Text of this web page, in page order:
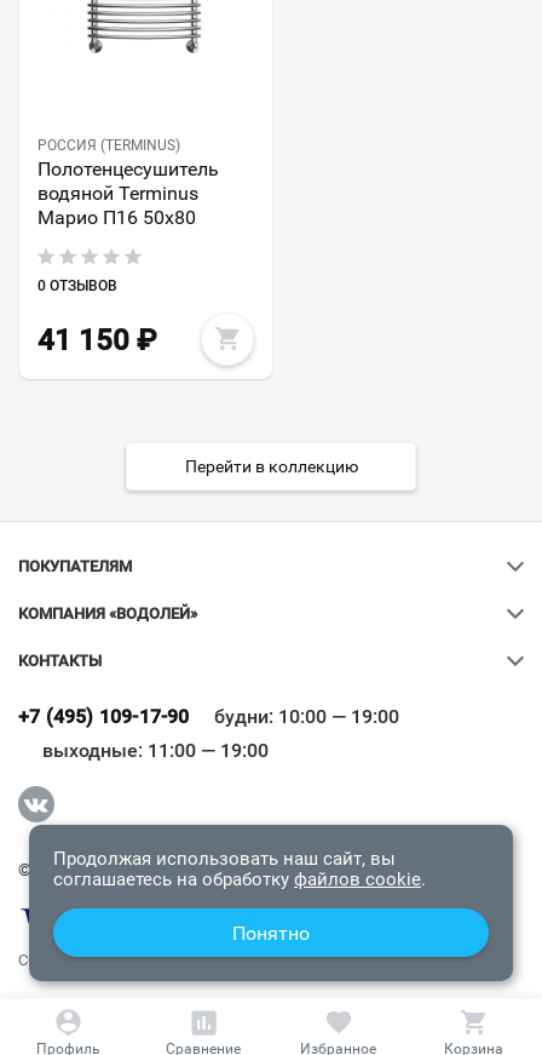
РОССИЯ (TERMINUS)
Полотенцесушитель
водяной Terminus
Марио П16 50х80
0 ОТЗЫВОВ
41 150 ₽
Перейти в коллекцию
ПОКУПАТЕЛЯМ
КОМПАНИЯ «ВОДОЛЕЙ»
КОНТАКТЫ
+7 (495) 109-17-90
будни: 10:00 — 19:00
выходные: 11:00 — 19:00
© 2009-2026 «Водолей Онлайн». Все права защищены.
СОГЛАШЕНИЕ О КОНФИДЕНЦИАЛЬНОСТИ
Всё верно
Продолжая использовать наш сайт, вы
соглашаетесь на обработку файлов cookie.
Понятно